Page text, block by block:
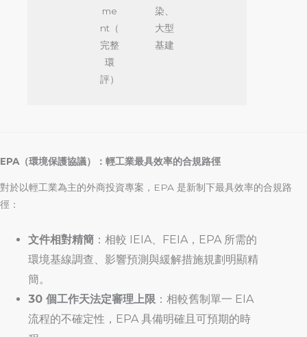
me
nt（
完整
環
評）
染、
大型
基建
EPA（環境保護協議）：輕工業最具效率的合規路徑
對於以輕工業為主的外商投資專案，EPA 是新制下最具效率的合規路
徑：
文件相對精簡 ：相較 IEIA、FEIA，EPA 所需的
環境基線調查、影響預測與緩解措施規劃明顯精
簡。
30 個工作天法定審理上限 ：相較舊制單一 EIA
流程的不確定性，EPA 具備明確且可預期的時